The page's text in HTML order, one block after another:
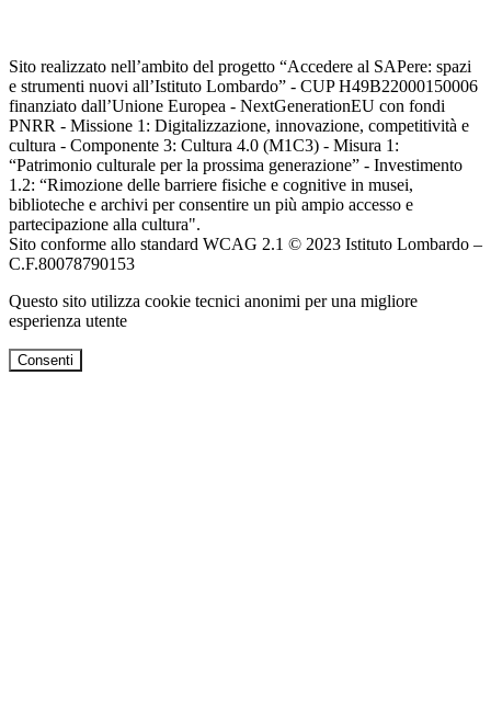
Sito realizzato nell’ambito del progetto “Accedere al SAPere: spazi
e strumenti nuovi all’Istituto Lombardo” - CUP H49B22000150006
finanziato dall’Unione Europea - NextGenerationEU con fondi
PNRR - Missione 1: Digitalizzazione, innovazione, competitività e
cultura - Componente 3: Cultura 4.0 (M1C3) - Misura 1:
“Patrimonio culturale per la prossima generazione” - Investimento
1.2: “Rimozione delle barriere fisiche e cognitive in musei,
biblioteche e archivi per consentire un più ampio accesso e
partecipazione alla cultura".
Sito conforme allo standard WCAG 2.1 © 2023 Istituto Lombardo –
C.F.80078790153
Questo sito utilizza cookie tecnici anonimi per una migliore
esperienza utente
Consenti